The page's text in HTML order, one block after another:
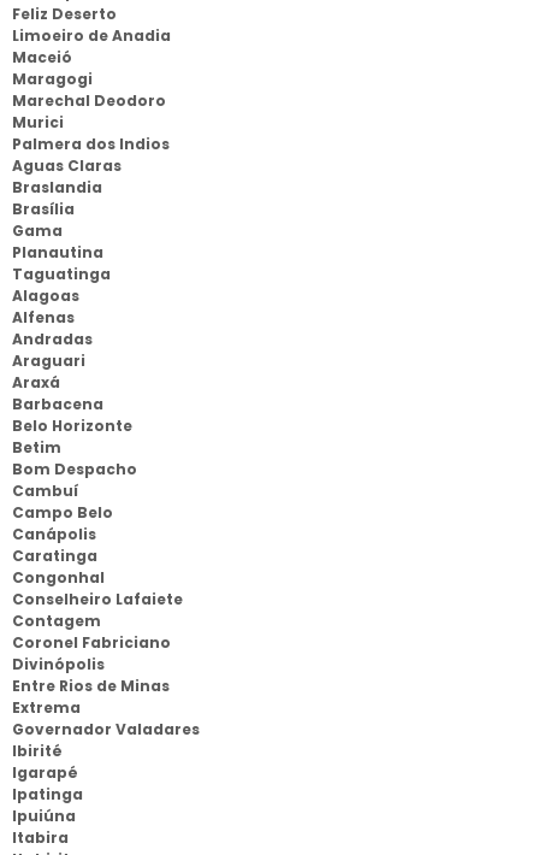
Feliz Deserto
Limoeiro de Anadia
Maceió
Maragogi
Marechal Deodoro
Murici
Palmera dos Indios
Aguas Claras
Braslandia
Brasília
Gama
Planautina
Taguatinga
Alagoas
Alfenas
Andradas
Araguari
Araxá
Barbacena
Belo Horizonte
Betim
Bom Despacho
Cambuí
Campo Belo
Canápolis
Caratinga
Congonhal
Conselheiro Lafaiete
Contagem
Coronel Fabriciano
Divinópolis
Entre Rios de Minas
Extrema
Governador Valadares
Ibirité
Igarapé
Ipatinga
Ipuiúna
Itabira